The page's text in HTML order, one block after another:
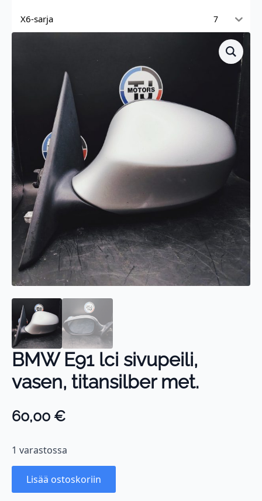
X6-sarja 7
BMW E91 lci sivupeili,
vasen, titansilber met.
60,00 €
1 varastossa
Lisää ostoskoriin